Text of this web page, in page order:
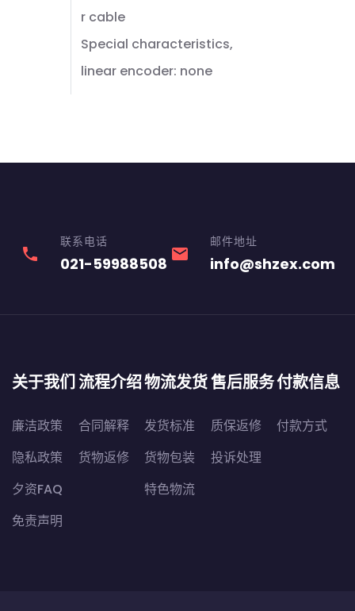
r cable
Special characteristics,
linear encoder: none
phone
联系电话
021-59988508 email
邮件地址
info@shzex.com
关于我们
廉洁政策
隐私政策
夕资FAQ
免责声明
流程介绍
合同解释
货物返修
物流发货
发货标准
货物包装
特色物流
售后服务
质保返修
投诉处理
付款信息
付款方式